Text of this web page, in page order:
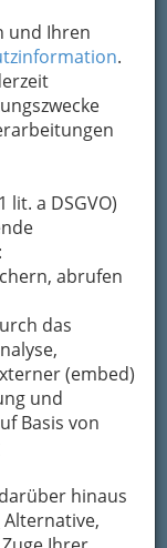
und Ihren
.
a DSGVO)
abrufen
das
(embed)
und
Basis von
hinaus
Alternative,
Mails zu
Stelle zur
sicheres
an das
- Inh.